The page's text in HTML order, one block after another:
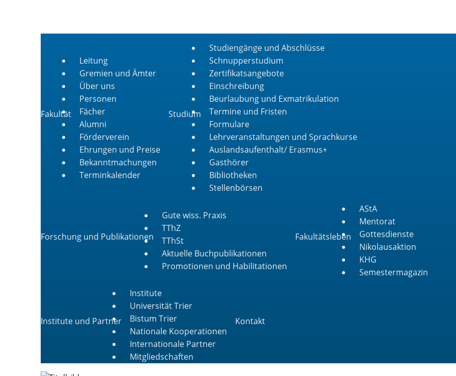
Fakultät
Leitung
Gremien und Ämter
Über uns
Personen
Fächer
Alumni
Förderverein
Ehrungen und Preise
Bekanntmachungen
Terminkalender
Studium
Studiengänge und Abschlüsse
Schnupperstudium
Zertifikatsangebote
Einschreibung
Beurlaubung und Exmatrikulation
Termine und Fristen
Formulare
Lehrveranstaltungen und Sprachkurse
Auslandsaufenthalt/ Erasmus+
Gasthörer
Bibliotheken
Stellenbörsen
Forschung und Publikationen
Gute wiss. Praxis
TThZ
TThSt
Aktuelle Buchpublikationen
Promotionen und Habilitationen
Fakultätsleben
AStA
Mentorat
Gottesdienste
Nikolausaktion
KHG
Semestermagazin
Institute und Partner
Institute
Universität Trier
Bistum Trier
Nationale Kooperationen
Internationale Partner
Mitgliedschaften
Kontakt